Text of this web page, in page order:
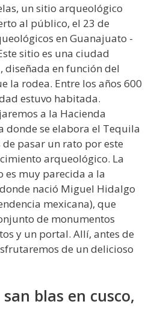
un sitio arqueológico
al público, el 23 de
en Guanajuato -
sitio es una ciudad
diseñada en función del
la rodea. Entre los años 600
estuvo habitada.
a la Hacienda
donde se elabora el Tequila
pasar un rato por este
arqueológico. La
es muy parecida a la
nació Miguel Hidalgo
mexicana), que
de monumentos
y un portal. Allí, antes de
de un delicioso
blas en cusco,